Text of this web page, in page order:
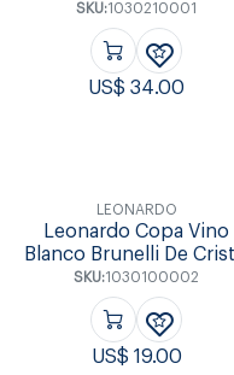
SKU:1030210001
US$34.00
LEONARDO
Leonardo Copa Vino
Blanco Brunelli De
SKU:1030100002
US$ 19.00